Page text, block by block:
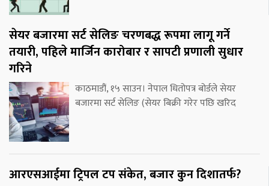
सेयर बजारमा सर्ट सेलिङ चरणबद्ध रूपमा लागू गर्ने
तयारी, पहिले मार्जिन कारोबार र सापटी प्रणाली सुधार
गरिने
काठमाडौं, १५ साउन। नेपाल धितोपत्र बोर्डले सेयर
बजारमा सर्ट सेलिङ (सेयर बिक्री गरेर पछि खरिद
आरएसआईमा ट्रिपल टप संकेत, बजार कुन दिशातर्फ?